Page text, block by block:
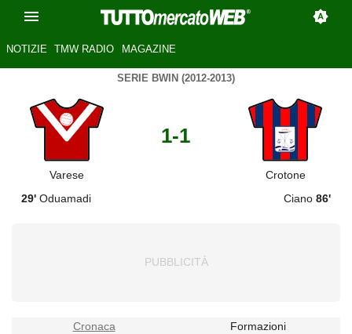
NOTIZIE TMW RADIO MAGAZINE
SERIE BWIN (2012-2013)
Varese
1-1
Crotone
29' Oduamadi Ciano 86'
Cronaca Formazioni